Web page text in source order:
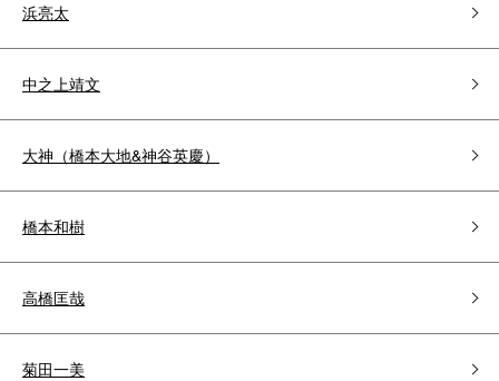
浜亮太
中之上靖文
大神（橋本大地&神谷英慶）
橋本和樹
高橋匡哉
菊田一美